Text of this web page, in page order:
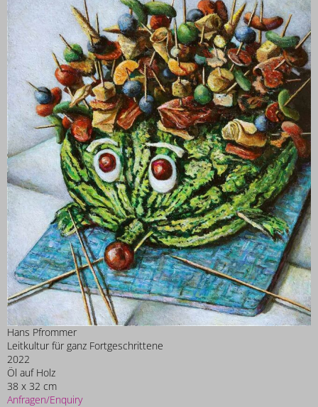
Hans Pfrommer
Leitkultur für ganz Fortgeschrittene
2022
Öl auf Holz
38 x 32 cm
Anfragen/Enquiry